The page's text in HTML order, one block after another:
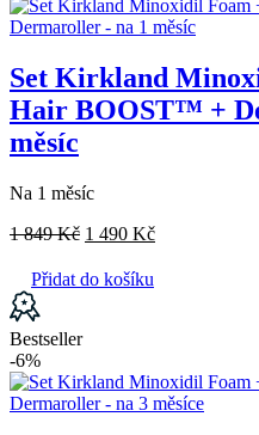
Set Kirkland
Hair BOOST™ +
měsíc
Na 1 měsíc
1 849Kč 1 490 Kč
Přidat do košíku
Bestseller
-6%